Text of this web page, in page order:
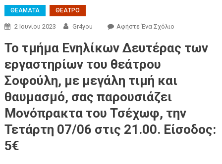
ΘΕΑΜΑΤΑ ΘΕΑΤΡΟ
2 Ιουνίου 2023 Gr4you Αφήστε Ένα Σχόλιο
Το τμήμα Ενηλίκων Δευτέρας των
εργαστηρίων του θεάτρου
Σοφούλη, με μεγάλη τιμή και
θαυμασμό, σας παρουσιάζει
Μονόπρακτα του Τσέχωφ, την
Τετάρτη 07/06 στις 21.00. Είσοδος:
5€